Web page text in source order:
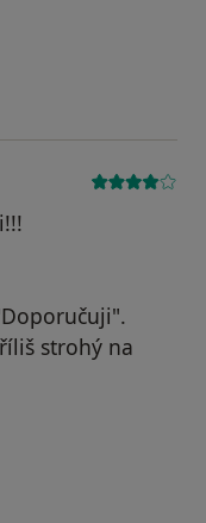
strohý na